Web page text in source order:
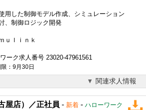
用した制御モデル作成、シミュレーション
、制御ロジック開発
ｕｌｉｎｋ
ーク求人番号 23020-47961561
：9月30日
関連求人情報
屋店）／正社員 - 新着 - ハローワーク